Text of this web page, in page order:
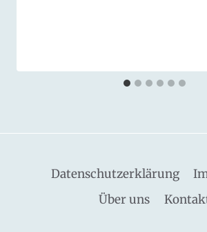
Datenschutzerklärung
Über uns